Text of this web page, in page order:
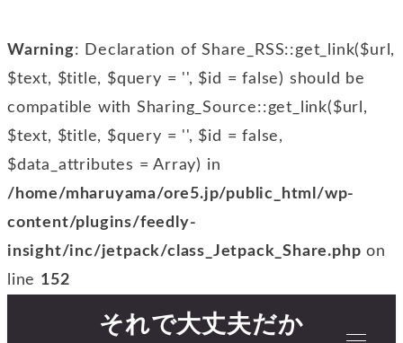
Warning: Declaration of Share_RSS::get_link($url,
$text, $title, $query = '', $id = false) should be
compatible with Sharing_Source::get_link($url,
$text, $title, $query = '', $id = false,
$data_attributes = Array) in
/home/mharuyama/ore5.jp/public_html/wp-
content/plugins/feedly-
insight/inc/jetpack/class_Jetpack_Share.php on
line 152
それで大丈夫だか